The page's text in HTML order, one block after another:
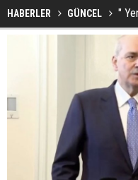
HABERLER GÜNCEL "